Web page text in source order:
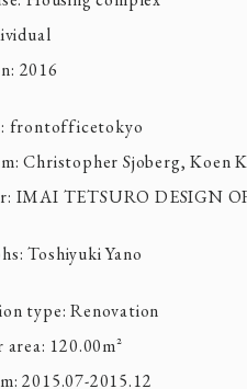
2016
frontofficetokyo
Christopher Sjoberg, Koen
IMAI TETSURO DESIGN
Toshiyuki Yano
type: Renovation
120.00m²
2015.07-2015.12